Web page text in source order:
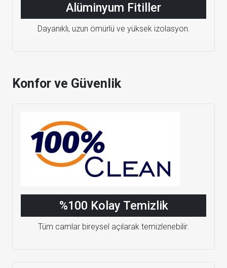
Alüminyum Fitiller
Dayanıklı, uzun ömürlü ve yüksek izolasyon.
Konfor ve Güvenlik
%100 Kolay Temizlik
Tüm camlar bireysel açılarak temizlenebilir.